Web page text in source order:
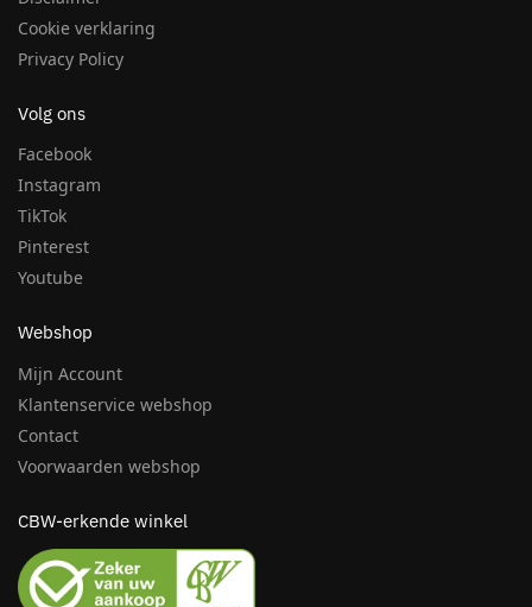
Cookie verklaring
Privacy Policy
Volg ons
Facebook
Instagram
TikTok
Pinterest
Youtube
Webshop
Mijn Account
Klantenservice webshop
Contact
Voorwaarden webshop
CBW-erkende winkel